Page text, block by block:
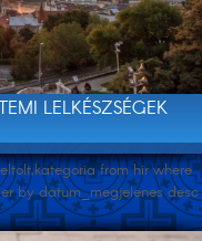
LELKÉSZSÉGEK
from hir where
by datum_megjelenes desc